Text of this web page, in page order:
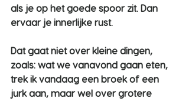
als je op het goede spoor zit. Dan
ervaar je innerlijke rust.
Dat gaat niet over kleine dingen,
zoals: wat we vanavond gaan eten,
trek ik vandaag een broek of een
jurk aan, maar wel over grotere